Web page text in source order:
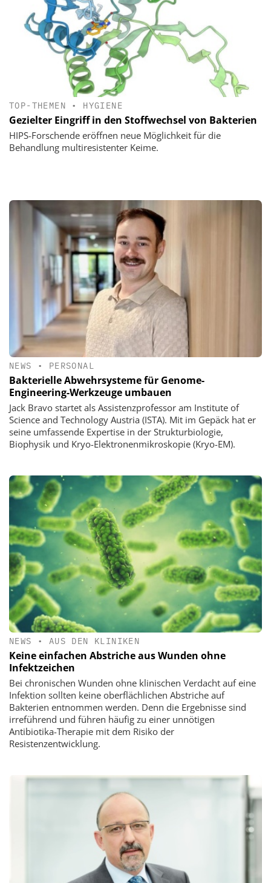
TOP-THEMEN • HYGIENE
Gezielter Eingriff in den Stoffwechsel von Bakterien
HIPS-Forschende eröffnen neue Möglichkeit für die
Behandlung multiresistenter Keime.
NEWS • PERSONAL
Bakterielle Abwehrsysteme für Genome-
Engineering-Werkzeuge umbauen
Jack Bravo startet als Assistenzprofessor am Institute of
Science and Technology Austria (ISTA). Mit im Gepäck hat er
seine umfassende Expertise in der Strukturbiologie,
Biophysik und Kryo-Elektronenmikroskopie (Kryo-EM).
NEWS • AUS DEN KLINIKEN
Keine einfachen Abstriche aus Wunden ohne
Infektzeichen
Bei chronischen Wunden ohne klinischen Verdacht auf eine
Infektion sollten keine oberflächlichen Abstriche auf
Bakterien entnommen werden. Denn die Ergebnisse sind
irreführend und führen häufig zu einer unnötigen
Antibiotika-Therapie mit dem Risiko der
Resistenzentwicklung.